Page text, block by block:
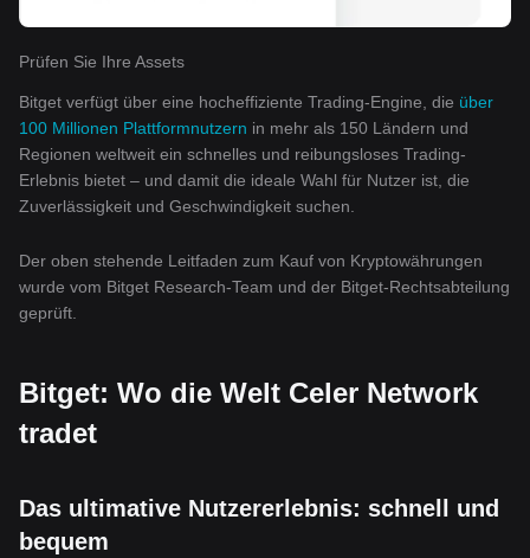
Prüfen Sie Ihre Assets
Bitget verfügt über eine hocheffiziente Trading-Engine, die über
100 Millionen Plattformnutzern in mehr als 150 Ländern und
Regionen weltweit ein schnelles und reibungsloses Trading-
Erlebnis bietet – und damit die ideale Wahl für Nutzer ist, die
Zuverlässigkeit und Geschwindigkeit suchen.
Der oben stehende Leitfaden zum Kauf von Kryptowährungen
wurde vom Bitget Research-Team und der Bitget-Rechtsabteilung
geprüft.
Bitget: Wo die Welt Celer Network
tradet
Das ultimative Nutzererlebnis: schnell und
bequem